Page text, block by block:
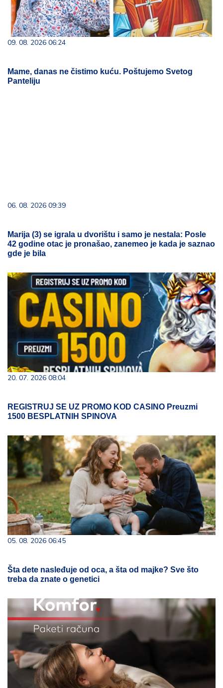
09. 08. 2026 06:24
Mame, danas ne čistimo kuću. Poštujemo Svetog
Panteliju
06. 08. 2026 09:39
Marija (3) se igrala u dvorištu i samo je nestala: Posle
42 godine otac je pronašao, zanemeo je kada je saznao
gde je bila
20. 07. 2026 08:04
REGISTRUJ SE UZ PROMO KOD CASINO Preuzmi
1500 BESPLATNIH SPINOVA
05. 08. 2026 06:45
Šta dete nasleđuje od oca, a šta od majke? Sve što
treba da znate o genetici